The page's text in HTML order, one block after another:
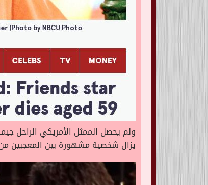
ولم يحصل الممثل الأمريكي الراحل
يزال شخصية مشهورة بين المعجبين